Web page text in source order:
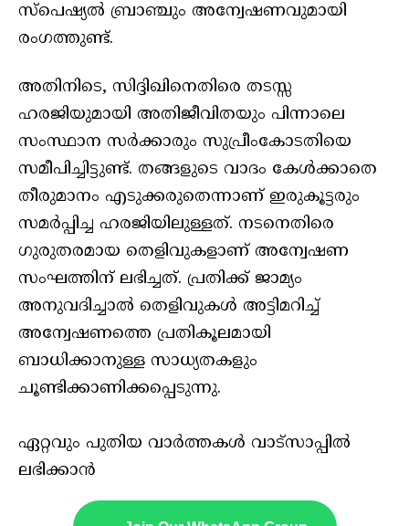
സ്‌പെഷ്യൽ ബ്രാഞ്ചും അന്വേഷണവുമായി
രംഗത്തുണ്ട്.
അതിനിടെ, സിദ്ദിഖിനെതിരെ തടസ്സ
ഹരജിയുമായി അതിജീവിതയും പിന്നാലെ
സംസ്ഥാന സർക്കാരും സുപ്രീംകോടതിയെ
സമീപിച്ചിട്ടുണ്ട്. തങ്ങളുടെ വാദം കേൾക്കാതെ
തീരുമാനം എടുക്കരുതെന്നാണ് ഇരുകൂട്ടരും
സമർപ്പിച്ച ഹരജിയിലുള്ളത്. നടനെതിരെ
ഗുരുതരമായ തെളിവുകളാണ് അന്വേഷണ
സംഘത്തിന് ലഭിച്ചത്. പ്രതിക്ക് ജാമ്യം
അനുവദിച്ചാൽ തെളിവുകൾ അട്ടിമറിച്ച്
അന്വേഷണത്തെ പ്രതികൂലമായി
ബാധിക്കാനുള്ള സാധ്യതകളും
ചൂണ്ടിക്കാണിക്കപ്പെടുന്നു.
ഏറ്റവും പുതിയ വാർത്തകൾ വാട്സാപ്പിൽ
ലഭിക്കാൻ